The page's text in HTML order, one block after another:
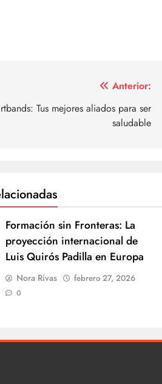
Anterior:
Tus mejores aliados para ser
saludable
Formación sin Fronteras: La
proyección internacional de
Luis Quirós Padilla en Europa
Nora Rivas febrero 27, 2026
0